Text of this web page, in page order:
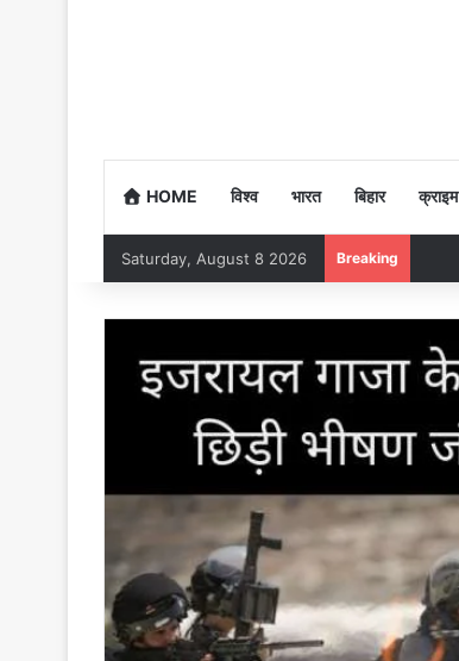
HOME विश्व भारत बिहार क्राइम
Saturday, August 8 2026 Breaking